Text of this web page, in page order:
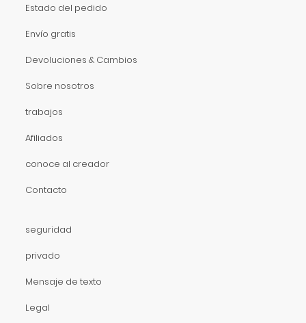
Estado del pedido
Envío gratis
Devoluciones & Cambios
Sobre nosotros
trabajos
Afiliados
conoce al creador
Contacto
seguridad
privado
Mensaje de texto
Legal